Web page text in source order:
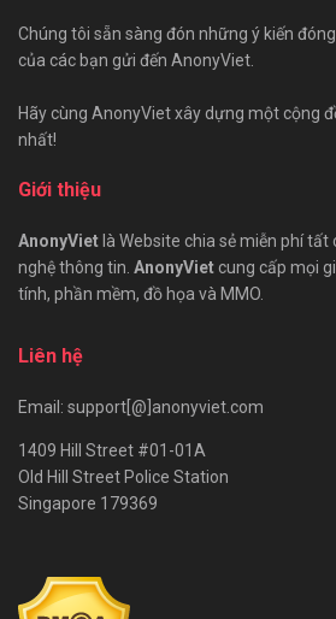
Chúng tôi sẵn sàng đón những ý kiến
của các bạn gửi đến AnonyViet.
Hãy cùng AnonyViet xây dựng một cộng
nhất!
Giới thiệu
AnonyViet là Website chia sẻ miễn phí
nghệ thông tin. AnonyViet cung cấp mọi
tính, phần mềm, đồ họa và MMO.
Liên hệ
Email: support[@]anonyviet.com
1409 Hill Street #01-01A
Old Hill Street Police Station
Singapore 179369